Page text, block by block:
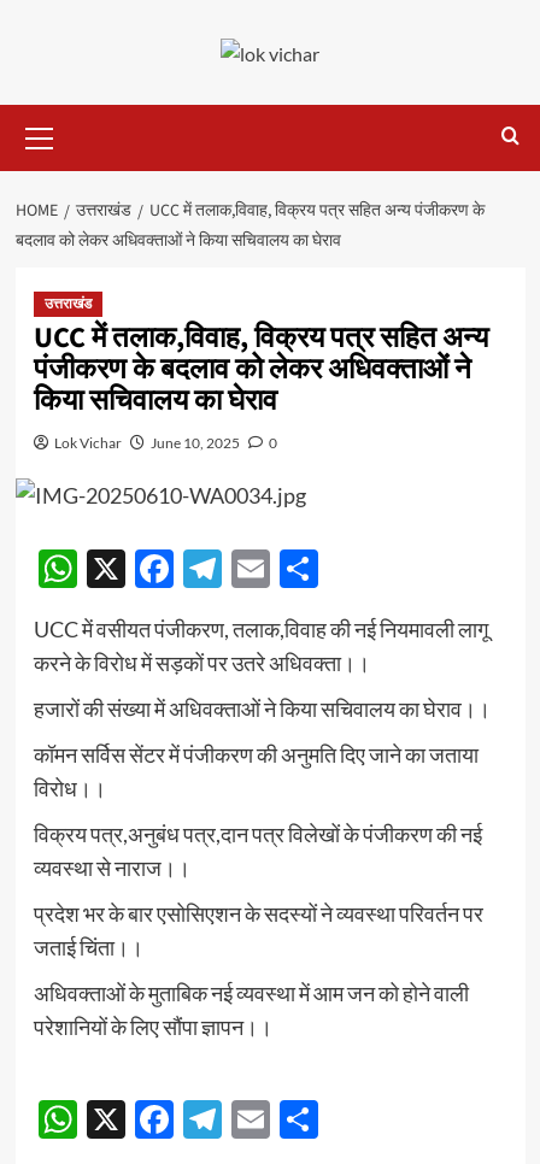
Menu
HOME उत्तराखंड
UCC में तलाक,विवाह, विक्रय पत्र सहित अन्य पंजीकरण के
बदलाव को लेकर अधिवक्ताओं ने किया सचिवालय का घेराव
उत्तराखंड
UCC में तलाक,विवाह, विक्रय पत्र सहित अन्य
पंजीकरण के बदलाव को लेकर अधिवक्ताओं ने
किया सचिवालय का घेराव
Lok Vichar June 10, 2025 0
WhatsApp
X Facebook
Telegram
EmailShare
UCC में वसीयत पंजीकरण, तलाक,विवाह की नई नियमावली लागू
करने के विरोध में सड़कों पर उतरे अधिवक्ता।।
हजारों की संख्या में अधिवक्ताओं ने किया सचिवालय का घेराव।।
कॉमन सर्विस सेंटर में पंजीकरण की अनुमति दिए जाने का जताया
विरोध।।
विक्रय पत्र,अनुबंध पत्र,दान पत्र विलेखों के पंजीकरण की नई
व्यवस्था से नाराज।।
प्रदेश भर के बार एसोसिएशन के सदस्यों ने व्यवस्था परिवर्तन पर
जताई चिंता।।
अधिवक्ताओं के मुताबिक नई व्यवस्था में आम जन को होने वाली
परेशानियों के लिए सौंपा ज्ञापन।।
Continue
Reading
WhatsApp
X Facebook
Telegram
EmailShare